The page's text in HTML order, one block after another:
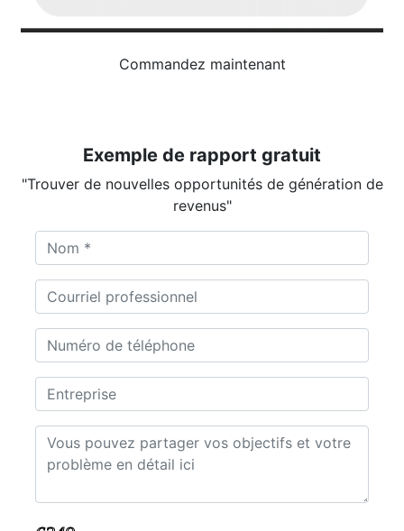
Commandez maintenant
Exemple de rapport gratuit
"Trouver de nouvelles opportunités de génération de
revenus"